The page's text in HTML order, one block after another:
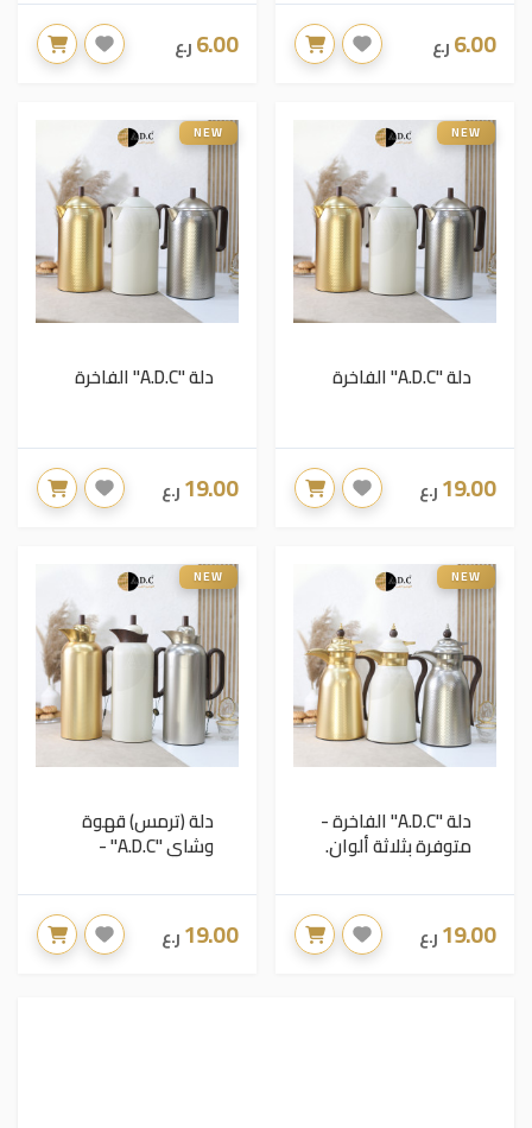
6.00ر.ع 6.00ر.ع
NEW
دلة "A.D.C" الفاخرة
19.00ر.ع
NEW
دلة "A.D.C" الفاخرة
19.00ر.ع
NEW
دلة "A.D.C" الفاخرة -
متوفرة بثلاثة ألوان.
19.00ر.ع
NEW
دلة (ترمس) قهوة
وشاي "A.D.C" -
19.00ر.ع